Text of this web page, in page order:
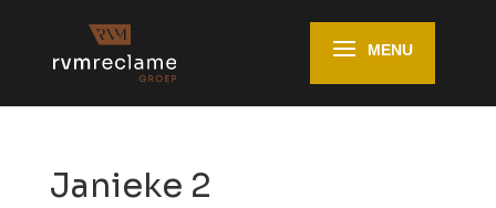
Janieke 2